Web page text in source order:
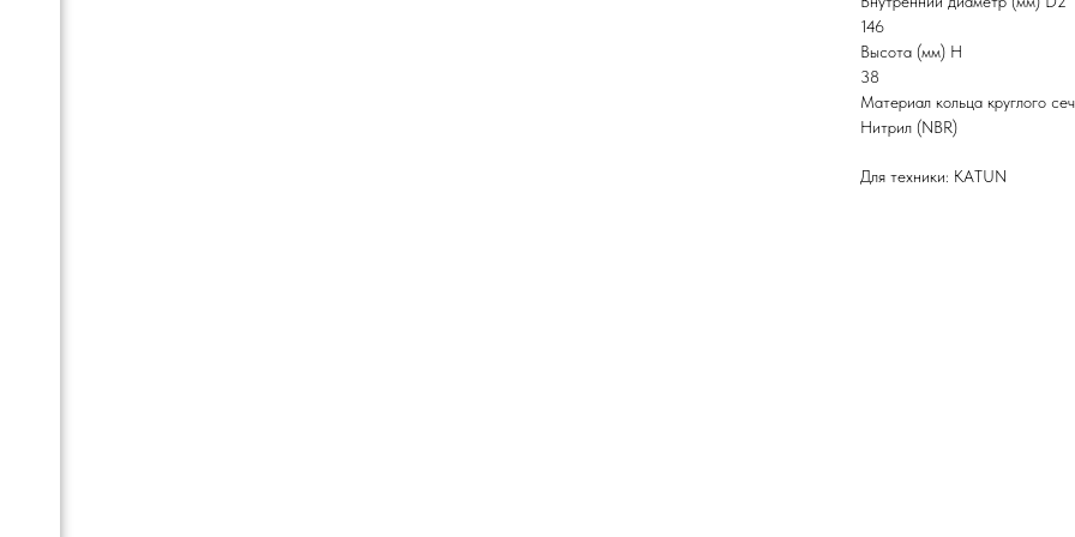
146
Высота (мм) H
38
Материал кольца круглого
Нитрил (NBR)
Для техники: KATUN